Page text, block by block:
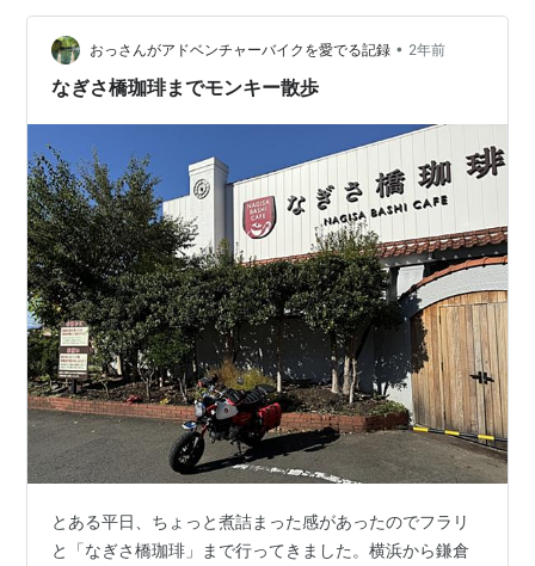
ューは残念ながら2024年に少し減ったみたいです。あ
れ？なんかメニュー減った？って感じるくらい。ボリュ
ーム⭕️ 価格適正⭕️ お味⭕️ …
おっさんがアドベンチャーバイクを愛でる記録 • 2年前
なぎさ橋珈琲までモンキー散歩
とある平日、ちょっと煮詰まった感があったのでフラリ
と「なぎさ橋珈琲」まで行ってきました。横浜から鎌倉